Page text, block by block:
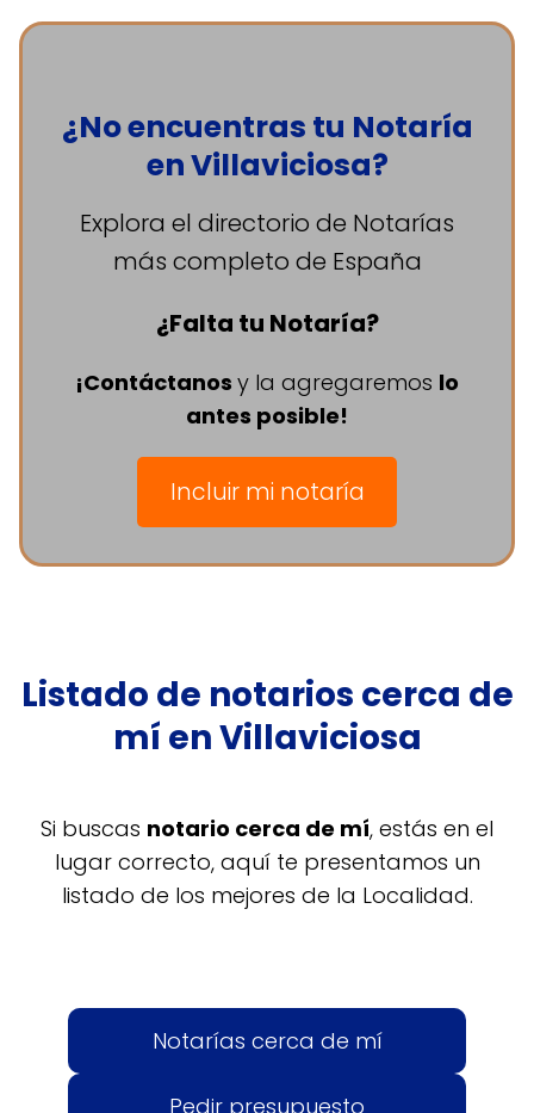
¿No encuentras tu Notaría
en Villaviciosa?
Explora el directorio de Notarías
más completo de España
¿Falta tu Notaría?
¡Contáctanos y la agregaremos lo
antes posible!
Incluir mi notaría
Listado de notarios cerca de
mí en Villaviciosa
Si buscas notario cerca de mí, estás en el
lugar correcto, aquí te presentamos un
listado de los mejores de la Localidad.
Notarías cerca de mí
Pedir presupuesto